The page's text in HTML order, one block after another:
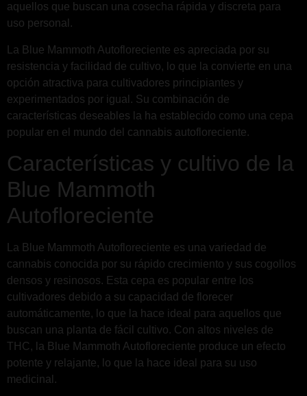
aquellos que buscan una cosecha rápida y discreta para
uso personal.
La Blue Mammoth Autofloreciente es apreciada por su
resistencia y facilidad de cultivo, lo que la convierte en una
opción atractiva para cultivadores principiantes y
experimentados por igual. Su combinación de
características deseables la ha establecido como una cepa
popular en el mundo del cannabis autofloreciente.
Características y cultivo de la
Blue Mammoth
Autofloreciente
La Blue Mammoth Autofloreciente es una variedad de
cannabis conocida por su rápido crecimiento y sus cogollos
densos y resinosos. Esta cepa es popular entre los
cultivadores debido a su capacidad de florecer
automáticamente, lo que la hace ideal para aquellos que
buscan una planta de fácil cultivo. Con altos niveles de
THC, la Blue Mammoth Autofloreciente produce un efecto
potente y relajante, lo que la hace ideal para su uso
medicinal.